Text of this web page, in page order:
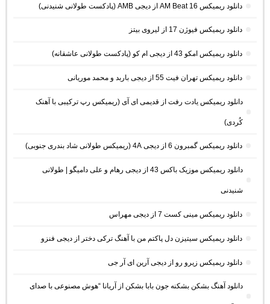
دانلود ریمیکس AM Beat 16 از دیجی AMB (پادکست طولانی شنیدنی)
دانلود ریمیکس فیوژن 17 از لیروی بیتز
دانلود ریمیکس امکو 43 از دیجی ام کو (پادکست طولانی عاشقانه)
دانلود ریمیکس تهران فیت 55 از دیجی باربد و محمد موریانی
دانلود ریمیکس یادت رفت از قدیمی ای آی (ریمیکس رپ ترکیبی با آهنک
کُردی)
دانلود ریمیکس گمبرون 6 از دیجی 4A (ریمیکس طولانی شاد بندری جنوبی)
دانلود ریمیکس موزیک باکس 43 از دیجی رهام و علی دامیگو | طولانی
شنیدنی
دانلود ریمیکس مینی کست 7 از دیجی مهراس
دانلود ریمیکس سیتیزن دل پاکتم من با آهنگ ترکی دختر از دیجی فنزو
دانلود ریمیکس زیرو رو از دیجی آرین ای آر جی
دانلود آهنگ بشکن بشکنه جون بابا بشکن از آریانا “هوش مصنوعی با صدای